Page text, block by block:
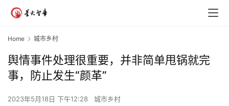
Home 城市乡村
舆情事件处理很重要，并非简单甩锅就完
事，防止发生“颜革”
2023年5月18日 下午12:28 城市乡村